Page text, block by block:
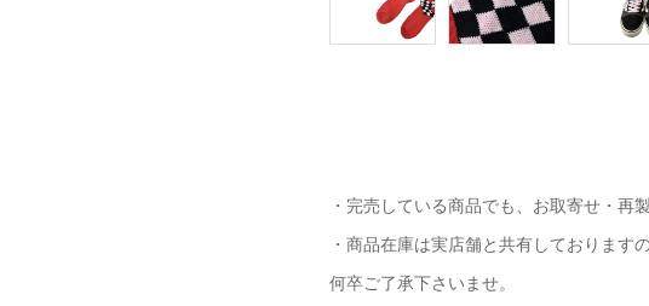
・完売している商品でも、お取寄せ・再
・商品在庫は実店舗と共有しております
何卒ご了承下さいませ。